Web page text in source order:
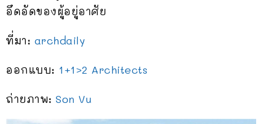
อึดอัดของผู้อยู่อาศัย
ที่มา: archdaily
ออกแบบ: 1+1>2 Architects
ถ่ายภาพ: Son Vu